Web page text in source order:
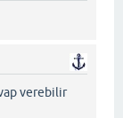
verebilir